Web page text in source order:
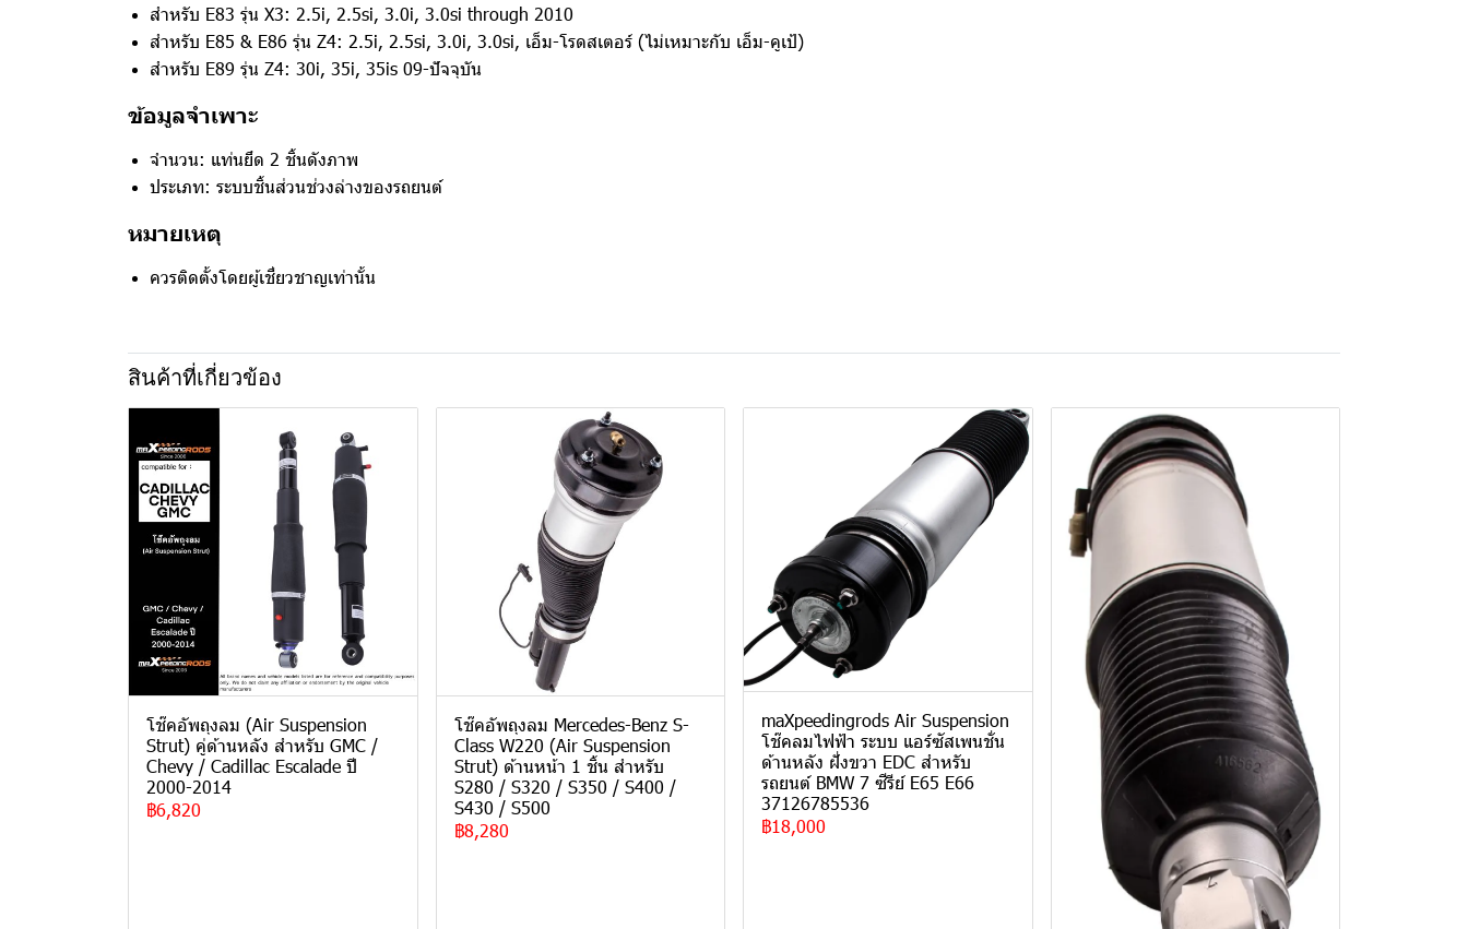
สำหรับ E83 รุ่น X3: 2.5i, 2.5si, 3.0i, 3.0si through 2010
สำหรับ E85 & E86 รุ่น Z4: 2.5i, 2.5si, 3.0i, 3.0si, เอ็ม-โรดสเตอร์ (ไม่เหมาะกับ เอ็ม-คูเป้)
สำหรับ E89 รุ่น Z4: 30i, 35i, 35is 09-ปัจจุบัน
ข้อมูลจำเพาะ
จำนวน: แท่นยึด 2 ชิ้นดังภาพ
ประเภท: ระบบชิ้นส่วนช่วงล่างของรถยนต์
หมายเหตุ
ควรติดตั้งโดยผู้เชี่ยวชาญเท่านั้น
สินค้าที่เกี่ยวข้อง
โช๊คอัพถุงลม (Air Suspension
Strut) คู่ด้านหลัง สำหรับ GMC /
Chevy / Cadillac Escalade ปี
2000-2014
฿6,820
โช๊คอัพถุงลม Mercedes-Benz S-
Class W220 (Air Suspension
Strut) ด้านหน้า 1 ชิ้น สำหรับ
S280 / S320 / S350 / S400 /
S430 / S500
฿8,280
maXpeedingrods Air Suspension
โช๊คลมไฟฟ้า ระบบ แอร์ซัสเพนชั่น
ด้านหลัง ฝั่งขวา EDC สำหรับ
รถยนต์ BMW 7 ซีรีย์ E65 E66
37126785536
฿18,000